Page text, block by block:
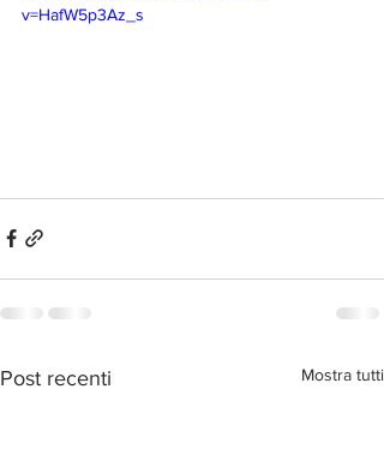
v=HafW5p3Az_s
Post recenti Mostra tutti